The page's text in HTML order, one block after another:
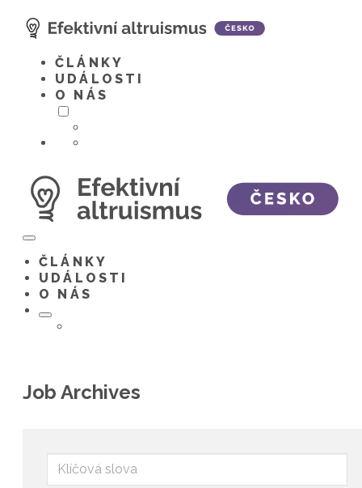
content
ČLÁNKY
UDÁLOSTI
O NÁS
Menu
Toggle
ČLÁNKY
UDÁLOSTI
O NÁS
Menu
Toggle
Job Archives
slova